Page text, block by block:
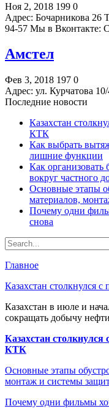
Ноя 2, 2018 199 0
Адрес: Бочарникова 26
94-57 Мы в Вконтакте:
Амстел
Фев 3, 2018 197 0
Адрес: ул. Курчатова
Последние новости
Казахстан
КТК
Как выбрать
лишние функции
Как организовать
вокруг частного
Основные этапы
материалов,
Почему одни
снова
Главное
Казахстан столкнулся
Казахстан в июле и
сокращать добычу
Казахстан столкнулся
КТК
Основные этапы
монтаж и системы
Почему одни фильмы